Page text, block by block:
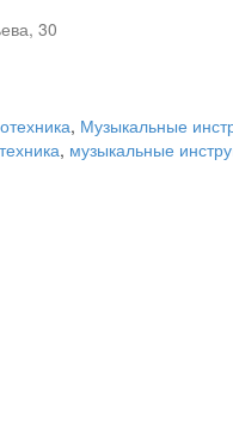
30
, Музыкальные
, музыкальные